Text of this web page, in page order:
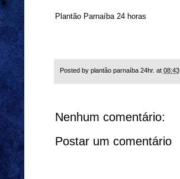
Plantão Parnaíba 24 horas
Posted by plantão parnaíba 24hr. at 08:43
Nenhum comentário:
Postar um comentário